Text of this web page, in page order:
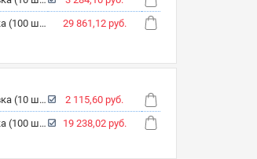
Коробка (100 шт.)
29 861,12 руб.
Упаковка (10 шт.)
Коробка (100 шт.)
2 115,60 руб.
19 238,02 руб.